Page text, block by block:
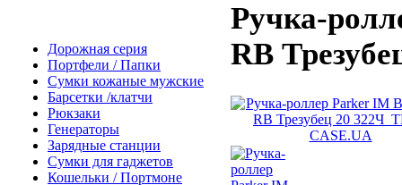
Дорожная серия
Портфели / Папки
Сумки кожаные мужские
Барсетки /клатчи
Рюкзаки
Генераторы
Зарядные станции
Сумки для гаджетов
Кошельки / Портмоне
Ручка-
RB